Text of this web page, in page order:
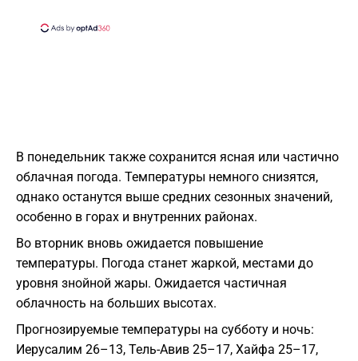
В понедельник также сохранится ясная или частично
облачная погода. Температуры немного снизятся,
однако останутся выше средних сезонных значений,
особенно в горах и внутренних районах.
Во вторник вновь ожидается повышение
температуры. Погода станет жаркой, местами до
уровня знойной жары. Ожидается частичная
облачность на больших высотах.
Прогнозируемые температуры на субботу и ночь:
Иерусалим 26–13, Тель-Авив 25–17, Хайфа 25–17,